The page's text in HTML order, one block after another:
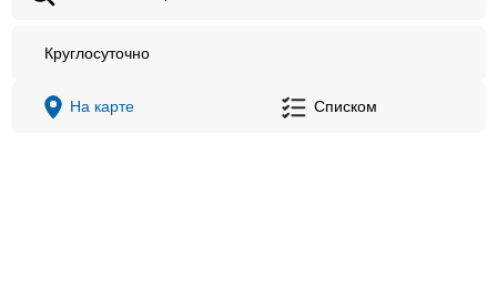
Круглосуточно
На карте Списком